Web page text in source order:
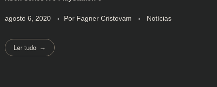
agosto 6, 2020 Por Fagner Cristovam Notícias
Ler tudo